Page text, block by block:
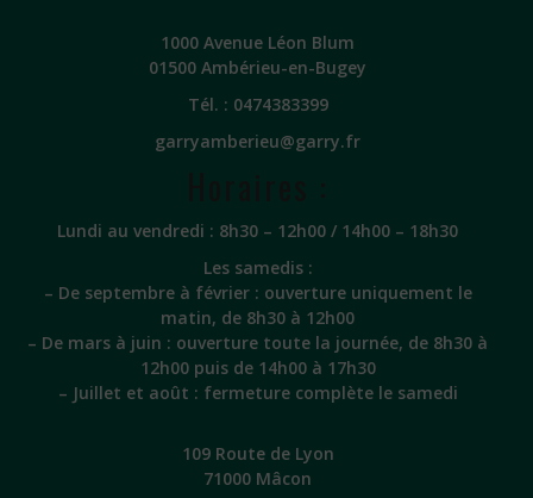
1000 Avenue Léon Blum
01500 Ambérieu-en-Bugey
Tél. : 0474383399
garryamberieu@garry.fr
Lundi au vendredi : 8h30 – 12h00 / 14h00 – 18h30
Les samedis :
– De septembre à février : ouverture uniquement le
matin, de 8h30 à 12h00
– De mars à juin : ouverture toute la journée, de 8h30 à
12h00 puis de 14h00 à 17h30
– Juillet et août : fermeture complète le samedi
109 Route de Lyon
71000 Mâcon